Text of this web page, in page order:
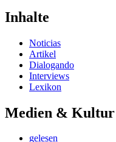
Inhalte
Noticias
Artikel
Dialogando
Interviews
Lexikon
Medien & Kultur
gelesen